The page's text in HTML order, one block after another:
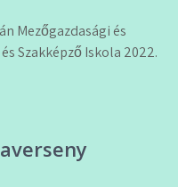
Mezőgazdasági és
Szakképző Iskola 2022.